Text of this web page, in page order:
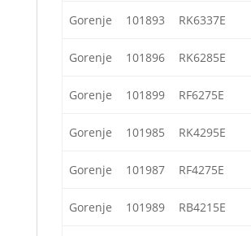
Gorenje 101893 RK6337E
Gorenje 101896 RK6285E
Gorenje 101899 RF6275E
Gorenje 101985 RK4295E
Gorenje 101987 RF4275E
Gorenje 101989 RB4215E